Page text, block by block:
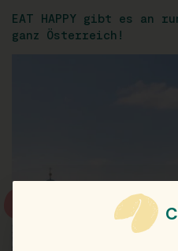
EAT HAPPY gibt es an
ganz Österreich!